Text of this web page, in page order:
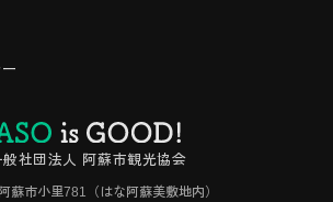
般社団法人 阿蘇市観光協会
蘇市小里781（はな阿蘇美敷地内）